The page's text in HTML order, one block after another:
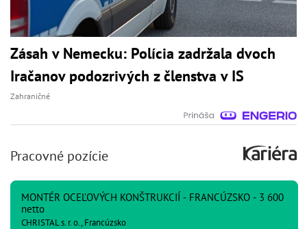
Zásah v Nemecku: Polícia zadržala dvoch
Iračanov podozrivých z členstva v IS
Zahraničné
Pracovné pozície
MONTÉR OCEĽOVÝCH KONŠTRUKCIÍ - FRANCÚZSKO - 3 600
netto
CHRISTAL s. r. o., Francúzsko